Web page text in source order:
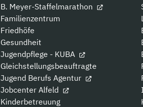
B. Meyer-Staffelmarathon
Familienzentrum
Friedhöfe
Gesundheit
Jugendpflege - KUBA
Gleichstellungsbeauftragte
Jugend Berufs Agentur
Jobcenter Alfeld
Kinderbetreuung